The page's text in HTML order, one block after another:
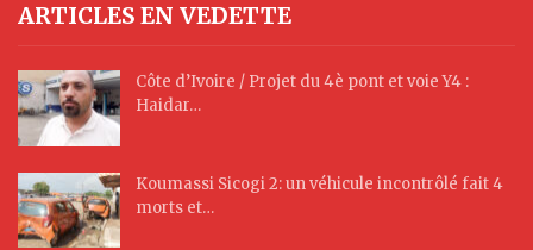
ARTICLES EN VEDETTE
Côte d’Ivoire / Projet du 4è pont et voie Y4 :
Haidar…
Koumassi Sicogi 2: un véhicule incontrôlé fait 4
morts et…